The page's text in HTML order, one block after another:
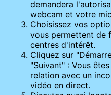
demandera
webcam et votre
Choisissez vos
vous permettent de
centres d'intérêt.
Cliquez sur
"Suivant" : Vous
relation avec un
vidéo en direct.